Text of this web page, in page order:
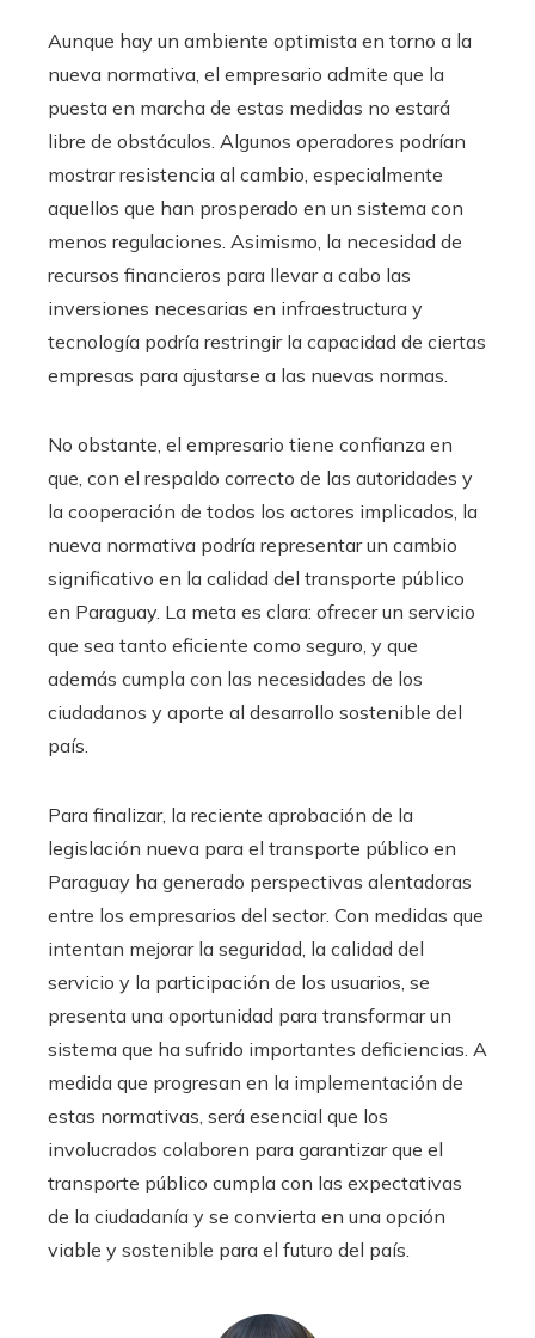
Aunque hay un ambiente optimista en torno a la
nueva normativa, el empresario admite que la
puesta en marcha de estas medidas no estará
libre de obstáculos. Algunos operadores podrían
mostrar resistencia al cambio, especialmente
aquellos que han prosperado en un sistema con
menos regulaciones. Asimismo, la necesidad de
recursos financieros para llevar a cabo las
inversiones necesarias en infraestructura y
tecnología podría restringir la capacidad de ciertas
empresas para ajustarse a las nuevas normas.
No obstante, el empresario tiene confianza en
que, con el respaldo correcto de las autoridades y
la cooperación de todos los actores implicados, la
nueva normativa podría representar un cambio
significativo en la calidad del transporte público
en Paraguay. La meta es clara: ofrecer un servicio
que sea tanto eficiente como seguro, y que
además cumpla con las necesidades de los
ciudadanos y aporte al desarrollo sostenible del
país.
Para finalizar, la reciente aprobación de la
legislación nueva para el transporte público en
Paraguay ha generado perspectivas alentadoras
entre los empresarios del sector. Con medidas que
intentan mejorar la seguridad, la calidad del
servicio y la participación de los usuarios, se
presenta una oportunidad para transformar un
sistema que ha sufrido importantes deficiencias. A
medida que progresan en la implementación de
estas normativas, será esencial que los
involucrados colaboren para garantizar que el
transporte público cumpla con las expectativas
de la ciudadanía y se convierta en una opción
viable y sostenible para el futuro del país.